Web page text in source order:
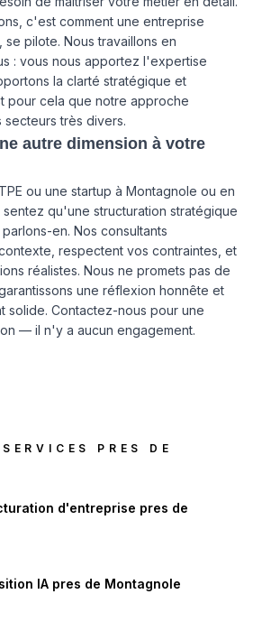
c'est comment une entreprise
se pilote. Nous travaillons en
: vous nous apportez l'expertise
la clarté stratégique et
pour cela que notre approche
très divers.
autre dimension à votre
ou une startup à Montagnole ou en
qu'une structuration stratégique
en. Nos consultants
respectent vos contraintes, et
réalistes. Nous ne promets pas de
une réflexion honnête et
solide. Contactez-nous pour une
— il n'y a aucun engagement.
PRES DE
d'entreprise pres de
IA pres de Montagnole